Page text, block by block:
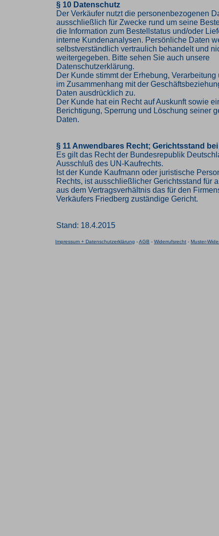
§ 10 Datenschutz
Der Verkäufer nutzt die personenbezogenen
ausschließlich für Zwecke rund um seine
die Information zum Bestellstatus und/oder
interne Kundenanalysen. Persönliche Daten
selbstverständlich vertraulich behandelt und
weitergegeben. Bitte sehen Sie auch unsere
Datenschutzerklärung.
Der Kunde stimmt der Erhebung,
im Zusammenhang mit der
Daten ausdrücklich zu.
Der Kunde hat ein Recht auf Auskunft sowie
Berichtigung, Sperrung und Löschung seiner
Daten.
§ 11 Anwendbares Recht; Gerichtsstand
Es gilt das Recht der Bundesrepublik
Ausschluß des UN-Kaufrechts.
Ist der Kunde Kaufmann oder juristische
Rechts, ist ausschließlicher Gerichtsstand für
aus dem Vertragsverhältnis das für den
Verkäufers Friedberg zuständige Gericht.
Stand: 18.4.2015
Impressum + Datenschutzerklärung -AGB - Widerrufsrecht - Muster-